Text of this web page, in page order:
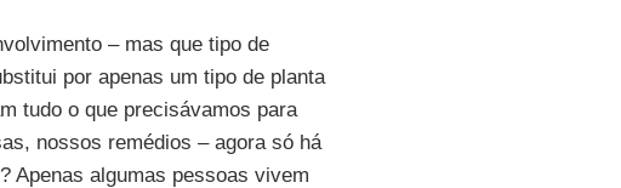
– mas que tipo de
por apenas um tipo de planta
tudo o que precisávamos para
nossos remédios – agora só há
Apenas algumas pessoas vivem